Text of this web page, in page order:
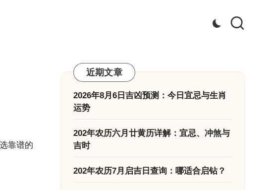
靠谱的
近期文章
2026年8月6日吉凶预测：今日宜忌与生肖
运势
202年农历六月廿黄历详解：宜忌、冲煞与
吉时
202年农历7月启吉日查询：哪适合启钻？